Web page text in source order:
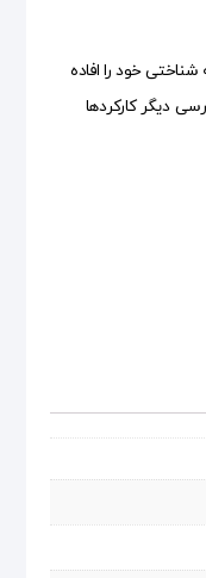
خود را افاده
دیگر کارکردها